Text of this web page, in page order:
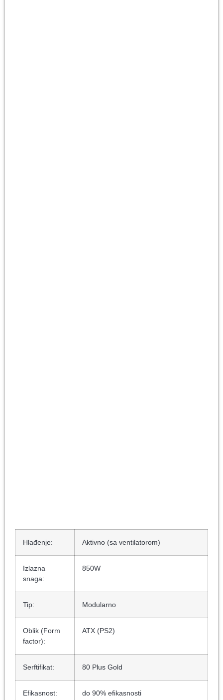
Hlađenje: Aktivno (sa ventilatorom)
Izlazna
snaga:
850W
Tip: Modularno
Oblik (Form
factor):
ATX (PS2)
Serftifikat: 80 Plus Gold
Efikasnost: do 90% efikasnosti